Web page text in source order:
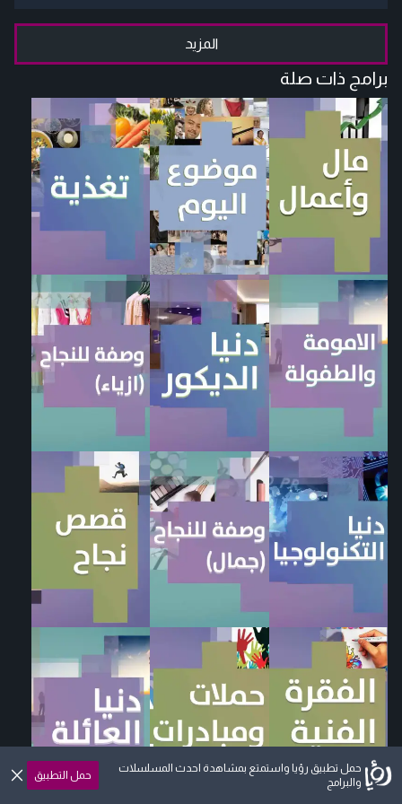
المزيد
برامج ذات صلة
حمل تطبيق رؤيا واستمتع بمشاهدة احدث المسلسلات
والبرامج
حمل التطبيق